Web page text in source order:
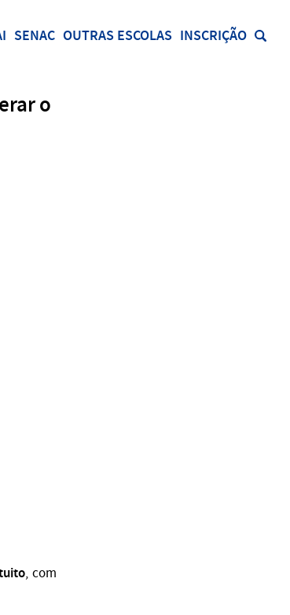
SENAC OUTRAS ESCOLAS INSCRIÇÃO
o
, com